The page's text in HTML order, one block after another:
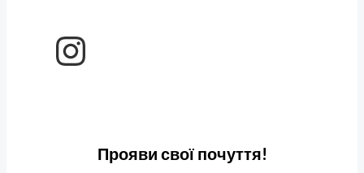
Прояви свої почуття!